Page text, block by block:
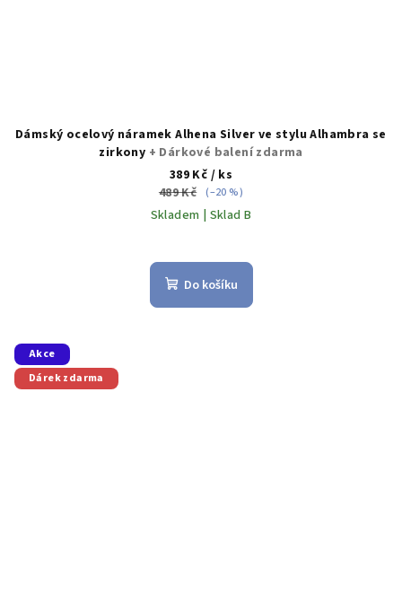
Dámský ocelový náramek Alhena Silver ve stylu Alhambra se
zirkony + Dárkové balení zdarma
389 Kč / ks
489 Kč (–20 %)
Skladem | Sklad B
Do košíku
Akce
Dárek zdarma